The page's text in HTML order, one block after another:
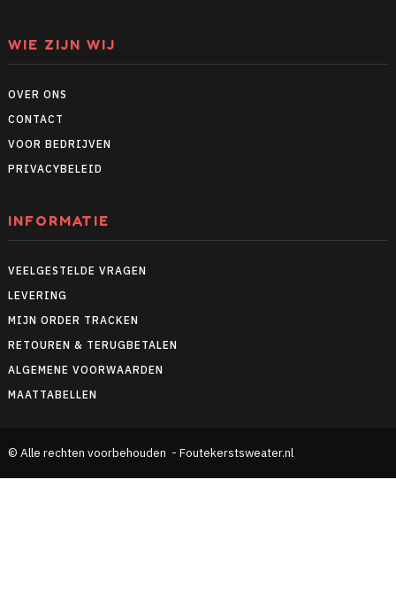
WIE ZIJN WIJ
OVER ONS
CONTACT
VOOR BEDRIJVEN
PRIVACYBELEID
INFORMATIE
VEELGESTELDE VRAGEN
LEVERING
MIJN ORDER TRACKEN
RETOUREN & TERUGBETALEN
ALGEMENE VOORWAARDEN
MAATTABELLEN
© Alle rechten voorbehouden - Foutekerstsweater.nl